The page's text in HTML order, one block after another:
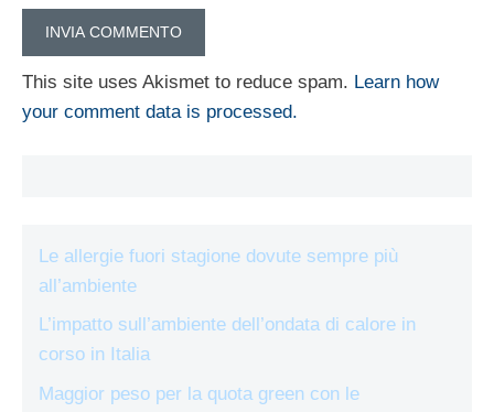
This site uses Akismet to reduce spam. Learn how
your comment data is processed.
Le allergie fuori stagione dovute sempre più
all’ambiente
L’impatto sull’ambiente dell’ondata di calore in
corso in Italia
Maggior peso per la quota green con le